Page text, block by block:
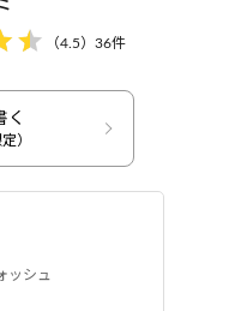
、ローズマリー葉
ー油、ベルガモッ
センゴヨウ種子油
ジラウロイルグルタ
、ポリクオタニウ
酸、クエン酸Na、
ノキシエタノール
体を水道水で洗
。
を出し切ってよく
れ、ポンプをボト
てください。
ださい。
詰め替え容器のご使用
ですか？
いただくために、
を採用していま
だくと、森林浴ア
んか？
がらやさしく洗い
ンプー
と白樺のやすらぎ
ンプー 詰め替え用
（4.5） 36件
く
）
ッシュ